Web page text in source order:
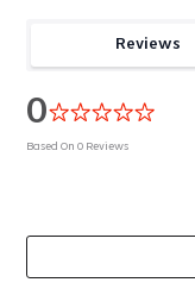
Reviews
0
Based On0 Reviews